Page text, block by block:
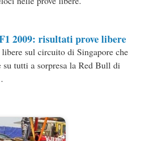
2009: risultati prove libere
sul circuito di Singapore che
su tutti a sorpresa la Red Bull di